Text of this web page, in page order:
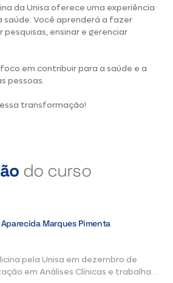
da Unisa oferece uma experiência
Você aprenderá a fazer
ensinar e gerenciar
em contribuir para a saúde e a
pessoas.
transformação!
do curso
Aparecida Marques Pimenta
pela Unisa em dezembro de
em Análises Clínicas e trabalha